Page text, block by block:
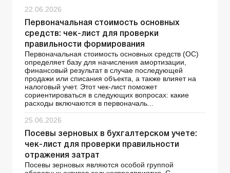
22.06.2026
Первоначальная стоимость основных
средств: чек-лист для проверки
правильности формирования
Первоначальная стоимость основных средств (ОС)
определяет базу для начисления амортизации,
финансовый результат в случае последующей
продажи или списания объекта, а также влияет на
налоговый учет. Этот чек-лист поможет
сориентироваться в следующих вопросах: какие
расходы включаются в первоначаль...
25.06.2026
Посевы зерновых в бухгалтерском учете:
чек-лист для проверки правильности
отражения затрат
Посевы зерновых являются особой группой